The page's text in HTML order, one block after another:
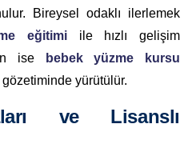
Bireysel odaklı ilerlemek
eğitimiile hızlı gelişim
ise
bebek yüzme kursu
yürütülür.
ve Lisanslı